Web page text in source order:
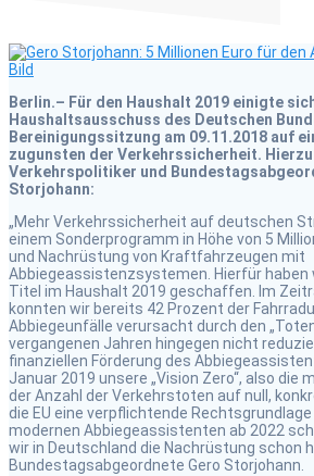
Berlin.– Für den Haushalt 2019 einigte
Haushaltsausschuss des Deutschen
Bereinigungssitzung am 09.11.2018 auf
zugunsten der Verkehrssicherheit.
Verkehrspolitiker und
Storjohann:
„Mehr Verkehrssicherheit auf deutschen
einem Sonderprogramm in Höhe von 5
und Nachrüstung von Kraftfahrzeugen mit
Abbiegeassistenzsystemen. Hierfür haben
Titel im Haushalt 2019 geschaffen. Im
konnten wir bereits 42 Prozent der
Abbiegeunfälle verursacht durch den
vergangenen Jahren hingegen nicht
finanziellen Förderung des
Januar 2019 unsere „Vision Zero“, also die
der Anzahl der Verkehrstoten auf null,
die EU eine verpflichtende
modernen Abbiegeassistenten ab 2022
wir in Deutschland die Nachrüstung schon
Bundestagsabgeordnete Gero Storjohann.